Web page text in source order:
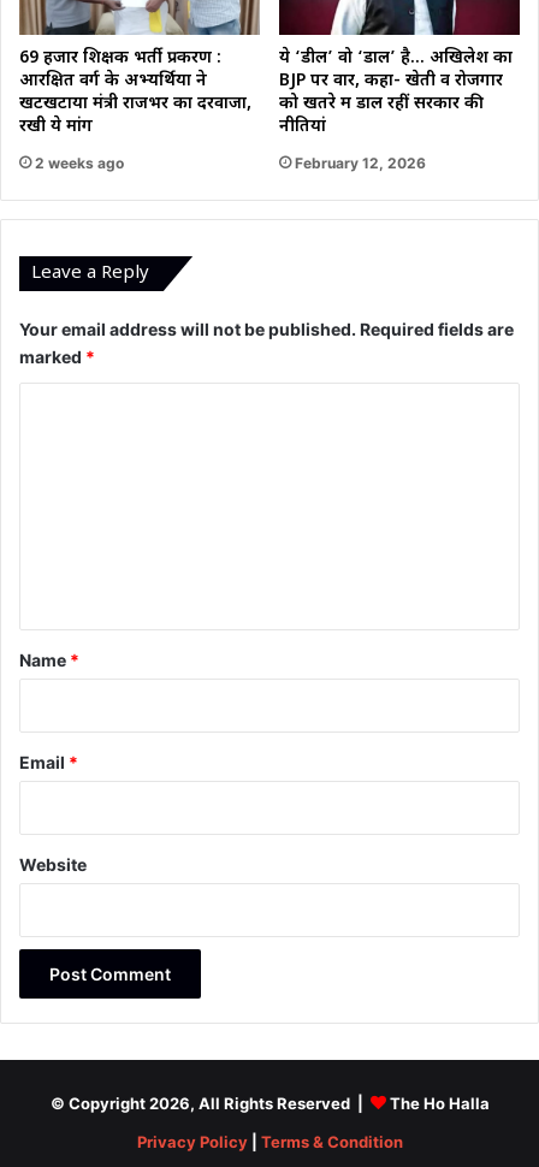
69 हजार शिक्षक भर्ती प्रकरण :
आरक्षित वर्ग के अभ्यर्थियों ने
खटखटाया मंत्री राजभर का दरवाजा,
रखी ये मांग
2 weeks ago
ये ‘डील’ वो ‘डाल’ है… अखिलेश का
BJP पर वार, कहा- खेती व रोजगार
को खतरे में डाल रहीं सरकार की
नीतियां
February 12, 2026
Leave a Reply
Your email address will not be published. Required fields are
marked *
*
Name *
Email *
Website
© Copyright 2026, All Rights Reserved |
The Ho Halla
Privacy Policy| Terms & Condition